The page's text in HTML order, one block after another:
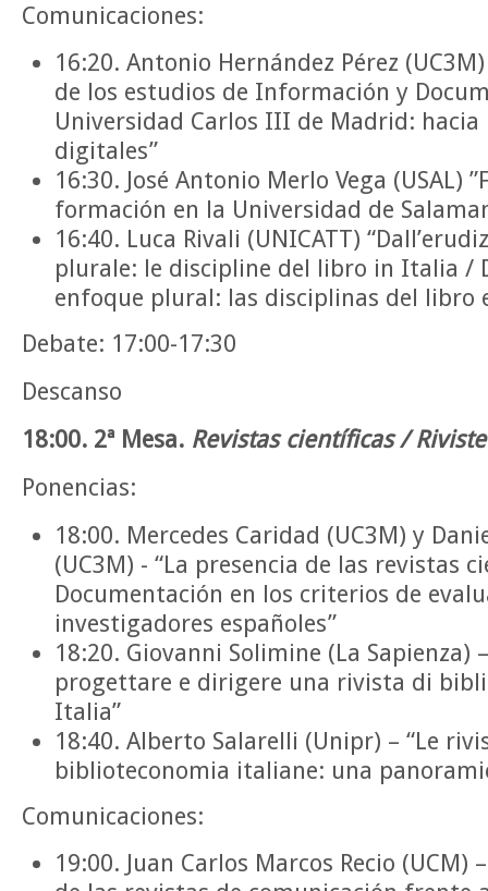
Comunicaciones:
16:20. Antonio Hernández Pérez
de los estudios de Información y
Universidad Carlos III de Madrid: hacia
digitales”
16:30. José Antonio Merlo Vega (USAL)
formación en la Universidad de
16:40. Luca Rivali (UNICATT)
plurale: le discipline del libro in Italia /
enfoque plural: las disciplinas del libro
Debate: 17:00-17:30
Descanso
18:00. 2ª Mesa. Revistas científicas /
Ponencias:
18:00. Mercedes Caridad (UC3M) y
(UC3M) - “La presencia de las revistas
Documentación en los criterios de
investigadores españoles”
18:20. Giovanni Solimine (La Sapienza)
progettare e dirigere una rivista di
Italia”
18:40. Alberto Salarelli (Unipr) – “Le
biblioteconomia italiane: una
Comunicaciones:
19:00. Juan Carlos Marcos Recio (UCM)